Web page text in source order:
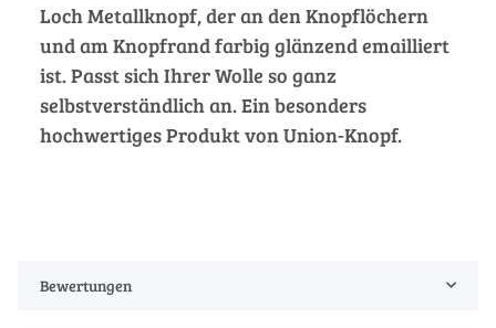
Loch Metallknopf, der an den Knopflöchern
und am Knopfrand farbig glänzend emailliert
ist. Passt sich Ihrer Wolle so ganz
selbstverständlich an. Ein besonders
hochwertiges Produkt von Union-Knopf.
Bewertungen